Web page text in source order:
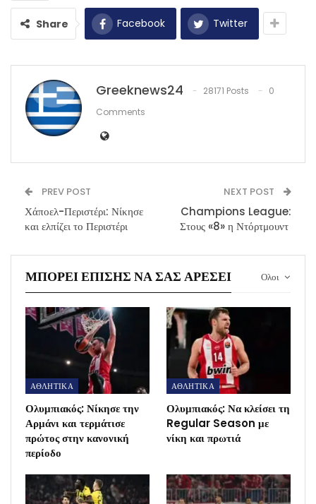
Share Facebook Twitter
Greeknews24 28171 Posts
0
Comments
PREV POST
Χάποελ-Περιστέρι: Νίκησε
και ελπίζει το Περιστέρι
NEXT POST
Champions League:
Στους «8» η Ντόρτμουντ
Ολοι
ΜΠΟΡΕΊ ΕΠΊΣΗΣ ΝΑ ΣΑΣ ΑΡΈΣΕΙ
ΑΘΛΗΤΙΚΑ
Ολυμπιακός: Νίκησε την
Αρμάνι και τερμάτισε
πρώτος στην κανονική
περίοδο
ΑΘΛΗΤΙΚΑ
Ολυμπιακός: Να κλείσει τη
Regular Season με
νίκη και πρωτιά